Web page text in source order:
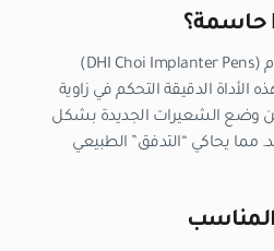
نحن في كلينيكانا نستخدم أقلام (DHI Choi Implanter Pens)
الدقيقة التحكم في زاوية
وضع الشعيرات الجديدة بشكل
يحاكي “التدفق” الطبيعي
المناسب